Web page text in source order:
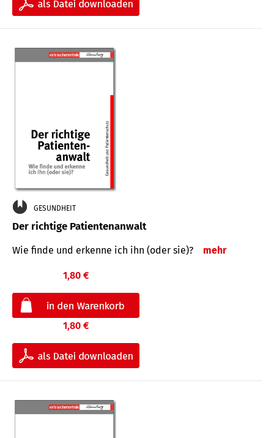
GESUNDHEIT
Der richtige Patientenanwalt
Wie finde und erkenne ich ihn (oder sie)? mehr
1,80 €
1,80 €